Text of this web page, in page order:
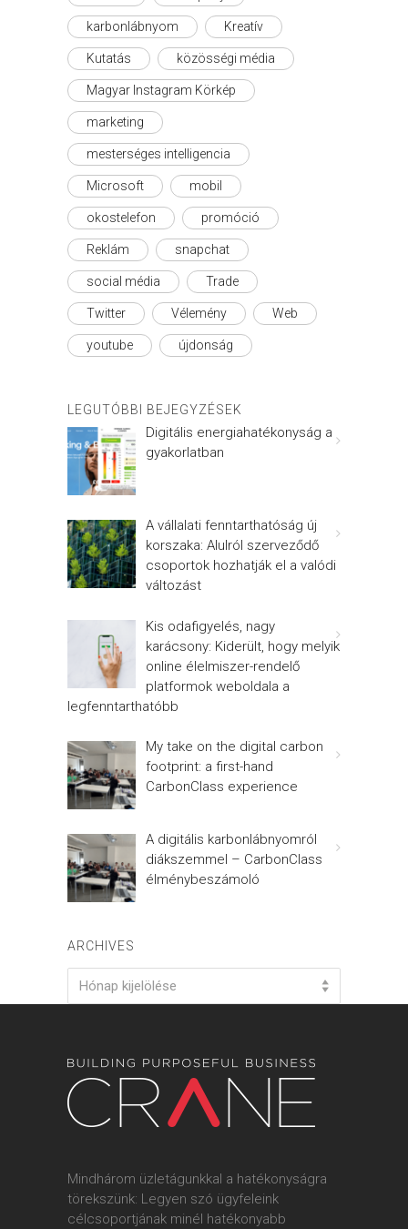
karbonlábnyom Kreatív
Kutatás közösségi média
Magyar Instagram Körkép
marketing
mesterséges intelligencia
Microsoft mobil
okostelefon promóció
Reklám snapchat
social média Trade
Twitter Vélemény Web
youtube újdonság
LEGUTÓBBI BEJEGYZÉSEK
Digitális energiahatékonyság a
gyakorlatban
A vállalati fenntarthatóság új
korszaka: Alulról szerveződő
csoportok hozhatják el a valódi
változást
Kis odafigyelés, nagy
karácsony: Kiderült, hogy melyik
online élelmiszer-rendelő
platformok weboldala a
legfenntarthatóbb
My take on the digital carbon
footprint: a first-hand
CarbonClass experience
A digitális karbonlábnyomról
diákszemmel – CarbonClass
élménybeszámoló
ARCHIVES
Hónap kijelölése
Mindhárom üzletágunkkal a hatékonyságra
törekszünk: Legyen szó ügyfeleink
célcsoportjának minél hatékonyabb